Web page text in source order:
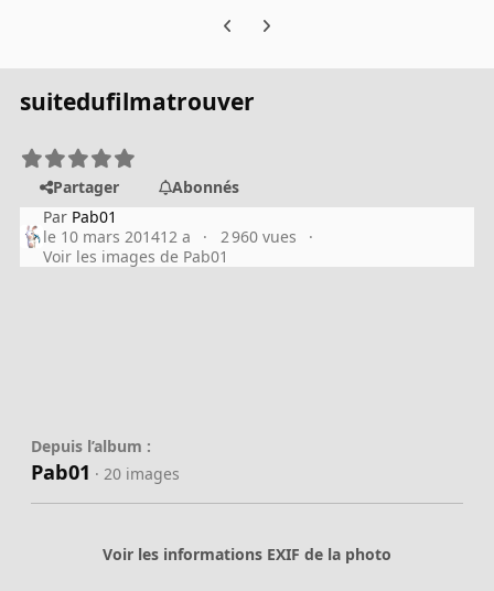
Previous carousel slide
Next carousel slide
suitedufilmatrouver
Partager
Abonnés
Par Pab01
le 10 mars 201412 a
2 960 vues
Voir les images de Pab01
Depuis l’album :
Pab01 · 20 images
Voir les informations EXIF de la photo